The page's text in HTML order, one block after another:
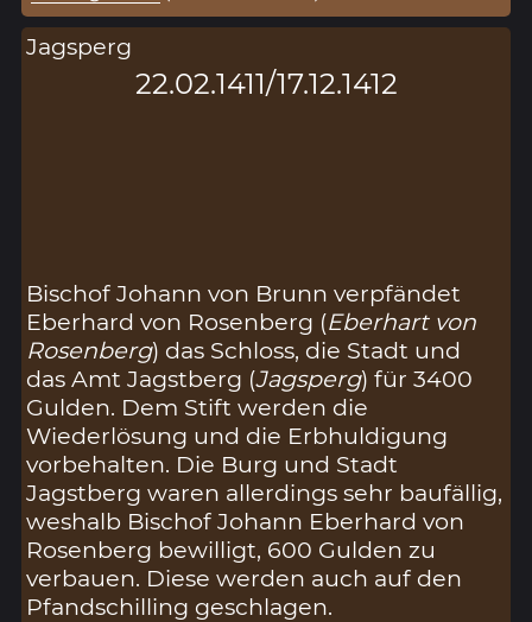
Jagsperg
22.02.1411/17.12.1412
Bischof Johann von Brunn verpfändet
Eberhard von Rosenberg (Eberhart von
Rosenberg) das Schloss, die Stadt und
das Amt Jagstberg (Jagsperg) für 3400
Gulden. Dem Stift werden die
Wiederlösung und die Erbhuldigung
vorbehalten. Die Burg und Stadt
Jagstberg waren allerdings sehr baufällig,
weshalb Bischof Johann Eberhard von
Rosenberg bewilligt, 600 Gulden zu
verbauen. Diese werden auch auf den
Pfandschilling geschlagen.